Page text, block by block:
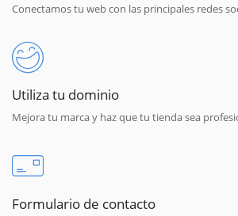
Conectamos tu web con las principales redes
Utiliza tu dominio
Mejora tu marca y haz que tu tienda sea
Formulario de contacto